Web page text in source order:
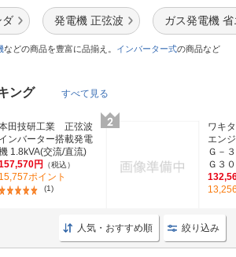
ダ 発電機 正弦波 ガス発電機
などの商品を豊富に品揃え。 インバーター式の商品など
ング すべて見る
田技研工業 正弦波
インバーター搭載発電
1.8kVA(交流/直流)
円
（税込）
15,757ポイント
(1)
ワキ
エン
Ｇ－
Ｇ３
人気・おすすめ順 絞り込み